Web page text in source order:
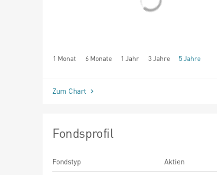
1 Monat 6 Monate 1 Jahr 3 Jahre 5 Jahre
seit Beginn
Zum Chart
Fondsprofil
Fondstyp
Aktien